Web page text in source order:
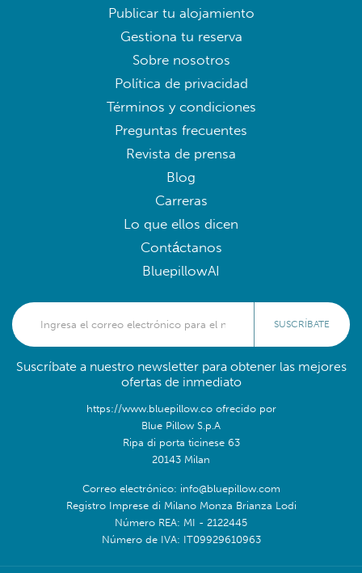
Publicar tu alojamiento
Gestiona tu reserva
Sobre nosotros
Política de privacidad
Términos y condiciones
Preguntas frecuentes
Revista de prensa
Blog
Carreras
Lo que ellos dicen
Contáctanos
BluepillowAI
SUSCRÍBATE
Suscríbate a nuestro newsletter para obtener las mejores
ofertas de inmediato
https://www.bluepillow.co ofrecido por
Blue Pillow S.p.A
Ripa di porta ticinese 63
20143 Milan
Correo electrónico: info@bluepillow.com
Registro Imprese di Milano Monza Brianza Lodi
Número REA: MI - 2122445
Número de IVA: IT09929610963